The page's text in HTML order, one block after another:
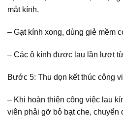
mặt kính.
– Gạt kính xong, dùng giẻ mềm
– Các ô kính được lau lần lượt
Bước 5: Thu dọn kết thúc công
– Khi hoàn thiện công việc lau
viên phải gỡ bỏ bạt che, chuyển